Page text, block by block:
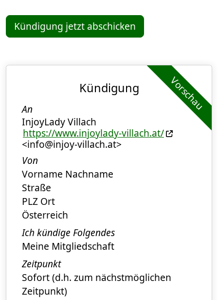
Kündigung jetzt abschicken
Vorschau
Kündigung
An
InjoyLady Villach
https://www.injoylady-villach.at/
<info@injoy-villach.at>
Von
Vorname Nachname
Straße
PLZ Ort
Österreich
Ich kündige Folgendes
Meine Mitgliedschaft
Zeitpunkt
Sofort (d.h. zum nächstmöglichen
Zeitpunkt)